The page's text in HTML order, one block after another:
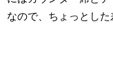
なので、ちょっとし